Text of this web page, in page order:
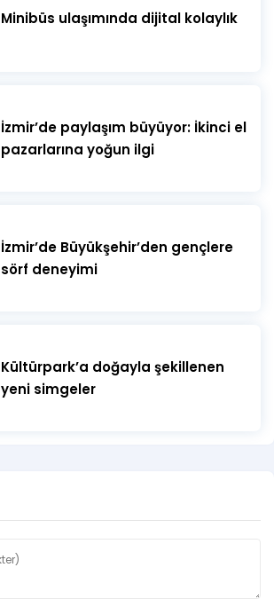
Minibüs ulaşımında dijital kolaylık
İzmir’de paylaşım büyüyor: İkinci el
pazarlarına yoğun ilgi
İzmir’de Büyükşehir’den gençlere
sörf deneyimi
Kültürpark’a doğayla şekillenen
yeni simgeler